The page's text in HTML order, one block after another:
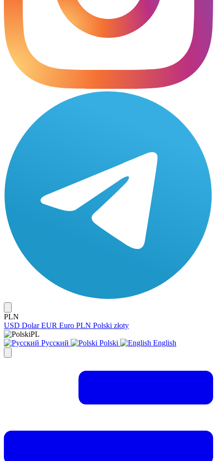
PLN
USD Dolar EUR Euro PLN Polski złoty
PL
Русский
Polski English